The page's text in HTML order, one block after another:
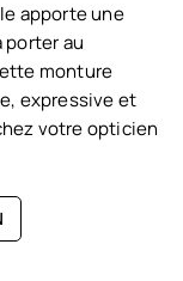
apporte une
au
monture
expressive et
votre opticien